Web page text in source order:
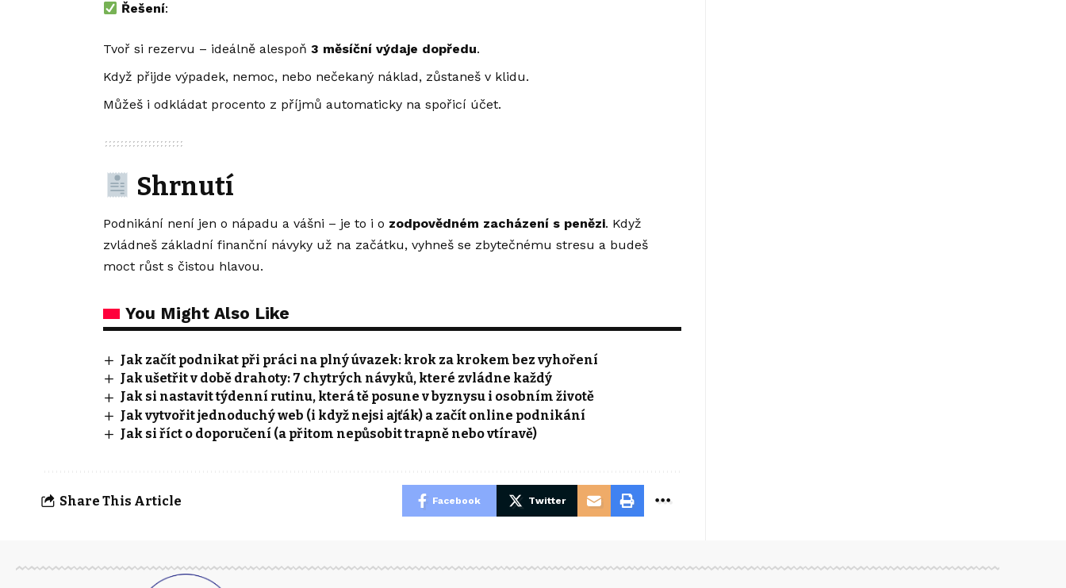
Řešení:
Tvoř si rezervu – ideálně alespoň 3 měsíční výdaje dopředu.
Když přijde výpadek, nemoc, nebo nečekaný náklad, zůstaneš v klidu.
Můžeš i odkládat procento z příjmů automaticky na spořicí účet.
Shrnutí
Podnikání není jen o nápadu a vášni – je to i o zodpovědném zacházení s penězi. Když
zvládneš základní finanční návyky už na začátku, vyhneš se zbytečnému stresu a budeš
moct růst s čistou hlavou.
You Might Also Like
Jak začít podnikat při práci na plný úvazek: krok za krokem bez vyhoření
Jak ušetřit v době drahoty: 7 chytrých návyků, které zvládne každý
Jak si nastavit týdenní rutinu, která tě posune v byznysu i osobním životě
Jak vytvořit jednoduchý web (i když nejsi ajťák) a začít online podnikání
Jak si říct o doporučení (a přitom nepůsobit trapně nebo vtíravě)
Share This Article Facebook Twitter